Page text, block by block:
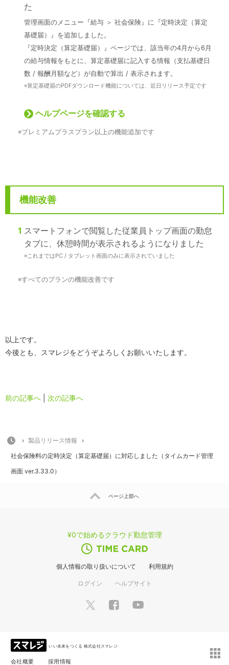
た
管理画面のメニュー『給与 ＞ 社会保険』に『定時決定（算定
基礎届）』を追加しました。
『定時決定（算定基礎届）』ページでは、該当年の4月から6月
の給与情報をもとに、算定基礎届に記入する情報（支払基礎日
数 / 報酬月額など）が自動で算出 / 表示されます。
※算定基礎届のPDFダウンロード機能については、近日リリース予定です
ヘルプページを確認する
※プレミアムプラスプラン以上の機能追加です
機能改善
1 スマートフォンで閲覧した従業員トップ画面の勤怠
タブに、休憩時間が表示されるようになりました
※これまではPC / タブレット画面のみに表示されていました
※すべてのプランの機能改善です
以上です。
今後とも、スマレジをどうぞよろしくお願いいたします。
前の記事へ 次の記事へ
HOME
› 製品リリース情報
›
社会保険料の定時決定（算定基礎届）に対応しました（タイムカード管理
画面 ver.3.33.0）
ページ上部へ
¥0で始めるクラウド勤怠管理
個人情報の取り扱いについて 利用規約
ログイン ヘルプサイト
いい未来をつくる 株式会社スマレジ
会社概要 採用情報